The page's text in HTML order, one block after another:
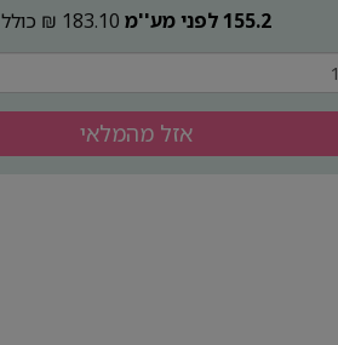
155.2 לפני מע''מ 183.10 ₪ כולל
אזל מהמלאי